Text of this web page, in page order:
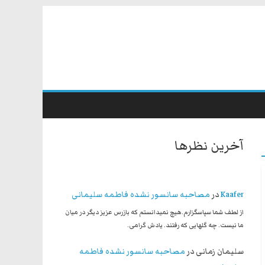
آخرین نظرها
Kaaferدر مصاحبه سانسور نشده فاطمه سلیمانی
از لطف شما سپاسگزارم.هیچ نمیدانستم که بازرس عزیز دیگر در میان
ما نیست. چه گلهایی که رفتند. یادش گرامی.
سلیمان زمانی در مصاحبه سانسور نشده فاطمه